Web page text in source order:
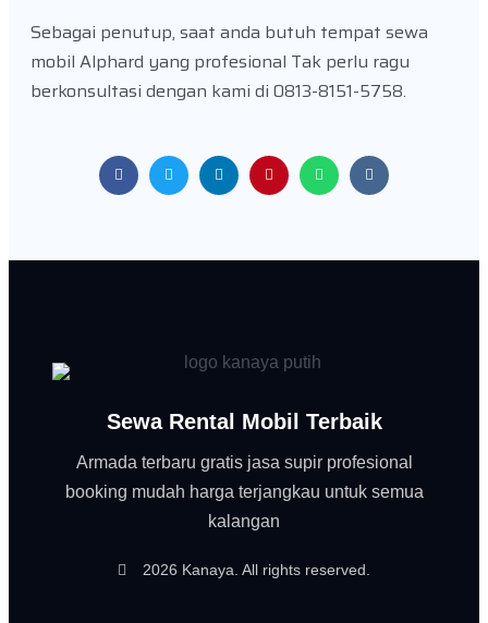
Sebagai penutup, saat anda butuh tempat sewa
mobil Alphard yang profesional Tak perlu ragu
berkonsultasi dengan kami di 0813-8151-5758.
Sewa Rental Mobil Terbaik
Armada terbaru gratis jasa supir profesional
booking mudah harga terjangkau untuk semua
kalangan
2026 Kanaya. All rights reserved.